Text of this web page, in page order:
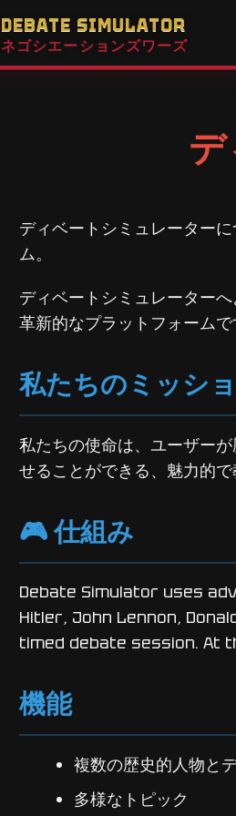
DEBATE SIMULATOR
ネゴシエーションズワーズ
ディベートシミュレーター
ム。
ディベートシミュレーター
革新的なプラットフォームで
私たちのミッシ
私たちの使命は、ユーザー
せることができる、魅力的
🎮 仕組み
Debate Simulator uses
Hitler, John Lennon,
timed debate session. At
機能
複数の歴史的人物と
多様なトピック